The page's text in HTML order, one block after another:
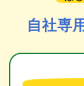
自社専